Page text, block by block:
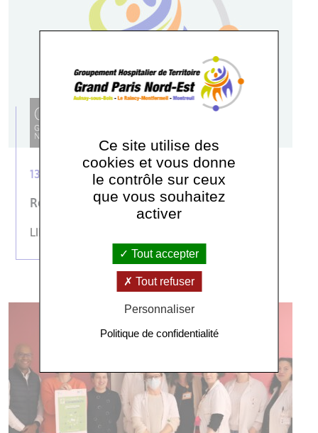
13.05.2026
Regard sur l'accouchement respecté
LIRE LA SUITE
Ce site utilise des
cookies et vous donne
le contrôle sur ceux
que vous souhaitez
activer
Tout accepter
Tout refuser
Personnaliser
Politique de confidentialité